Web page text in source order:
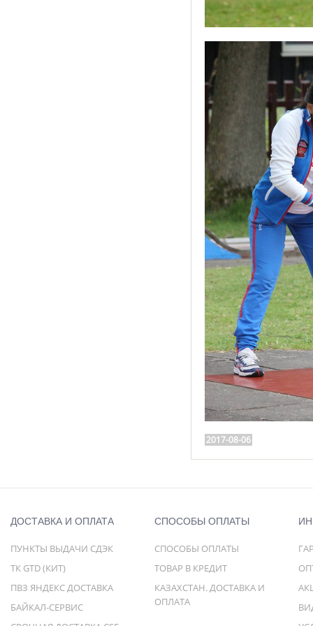
2017-08-06
ДОСТАВКА И ОПЛАТА
ПУНКТЫ ВЫДАЧИ СДЭК
ТК GTD (КИТ)
ПВЗ ЯНДЕКС ДОСТАВКА
БАЙКАЛ-СЕРВИС
СПОСОБЫ ОПЛАТЫ
СПОСОБЫ ОПЛАТЫ
ТОВАР В КРЕДИТ
КАЗАХСТАН. ДОСТАВКА И
ОПЛАТА